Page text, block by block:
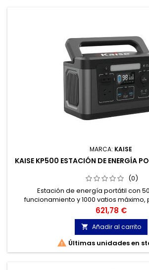
MARCA: KAISE
KAISE KP500 ESTACIÓN DE ENERGÍA
(0)
Estación de energía portátil con
funcionamiento y 1000 vatios
almacenamiento de energía de
Precio
621,78 €
 Añadir al carrito
 Últimas unidades en